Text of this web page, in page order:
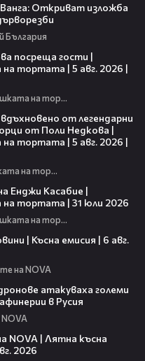
Откриват изложба
България
посреща гости |
тортата | 5 авг. 2026 |
Черешката на тортата
от легендарни
от Поли Недкова |
тортата | 5 авг. 2026 |
Черешката на тортата
Енджи Касабие |
тортата | 31 юли 2026
Черешката на тортата
| Късна емисия | 6 авг.
на NOVA
атакуваха големи
в Русия
NOVA | Лятна късна
2026